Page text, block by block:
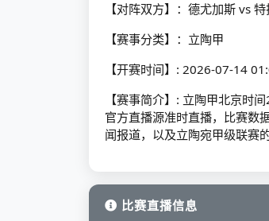
【对阵双方】：德尤加斯 vs
【赛事分类】：立陶甲
【开赛时间】: 2026-07-14
【赛事简介】: 立陶甲北京时
官方直播源准时直播，比赛数
闻报道，以及立陶宛甲级联赛
比赛直播信息